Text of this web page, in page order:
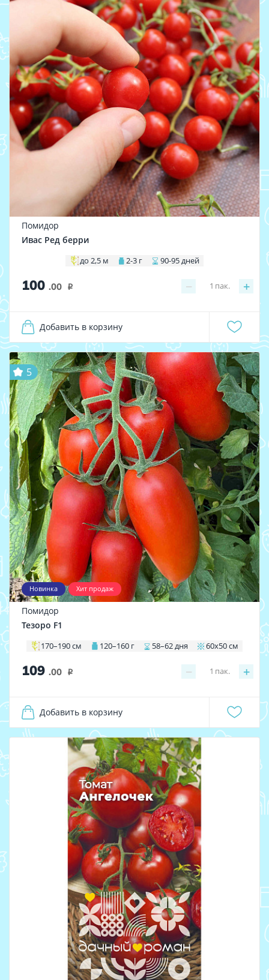
Помидор
Ивас Ред берри
до 2,5 м 2-3 г 90-95 дней
100 .00 i − +
1 пак.
Добавить в корзину
Новинка Хит продаж
5
Помидор
Тезоро F1
170–190 см 120–160 г 58–62 дня 60х50 см
109 .00 i − +
1 пак.
Добавить в корзину